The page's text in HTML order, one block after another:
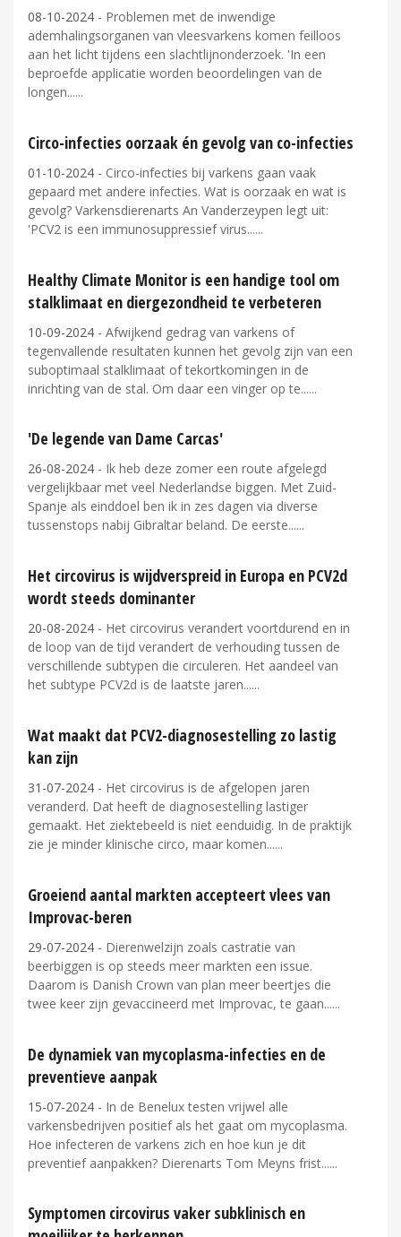
08-10-2024 - Problemen met de inwendige
ademhalingsorganen van vleesvarkens komen feilloos
aan het licht tijdens een slachtlijnonderzoek. 'In een
beproefde applicatie worden beoordelingen van de
longen...
Circo-infecties oorzaak én gevolg van co-infecties
01-10-2024 - Circo-infecties bij varkens gaan vaak
gepaard met andere infecties. Wat is oorzaak en wat is
gevolg? Varkensdierenarts An Vanderzeypen legt uit:
'PCV2 is een immunosuppressief virus...
Healthy Climate Monitor is een handige tool om
stalklimaat en diergezondheid te verbeteren
10-09-2024 - Afwijkend gedrag van varkens of
tegenvallende resultaten kunnen het gevolg zijn van een
suboptimaal stalklimaat of tekortkomingen in de
inrichting van de stal. Om daar een vinger op te...
'De legende van Dame Carcas'
26-08-2024 - Ik heb deze zomer een route afgelegd
vergelijkbaar met veel Nederlandse biggen. Met Zuid-
Spanje als einddoel ben ik in zes dagen via diverse
tussenstops nabij Gibraltar beland. De eerste...
Het circovirus is wijdverspreid in Europa en PCV2d
wordt steeds dominanter
20-08-2024 - Het circovirus verandert voortdurend en in
de loop van de tijd verandert de verhouding tussen de
verschillende subtypen die circuleren. Het aandeel van
het subtype PCV2d is de laatste jaren...
Wat maakt dat PCV2-diagnosestelling zo lastig
kan zijn
31-07-2024 - Het circovirus is de afgelopen jaren
veranderd. Dat heeft de diagnosestelling lastiger
gemaakt. Het ziektebeeld is niet eenduidig. In de praktijk
zie je minder klinische circo, maar komen...
Groeiend aantal markten accepteert vlees van
Improvac-beren
29-07-2024 - Dierenwelzijn zoals castratie van
beerbiggen is op steeds meer markten een issue.
Daarom is Danish Crown van plan meer beertjes die
twee keer zijn gevaccineerd met Improvac, te gaan...
De dynamiek van mycoplasma-infecties en de
preventieve aanpak
15-07-2024 - In de Benelux testen vrijwel alle
varkensbedrijven positief als het gaat om mycoplasma.
Hoe infecteren de varkens zich en hoe kun je dit
preventief aanpakken? Dierenarts Tom Meyns frist...
Symptomen circovirus vaker subklinisch en